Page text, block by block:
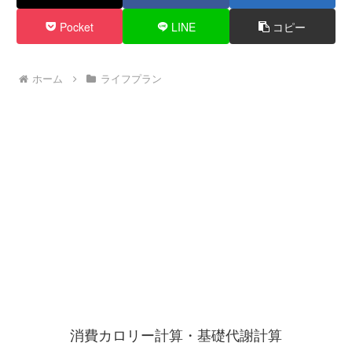
Pocket LINE コピー
ホーム ライフプラン
消費カロリー計算・基礎代謝計算